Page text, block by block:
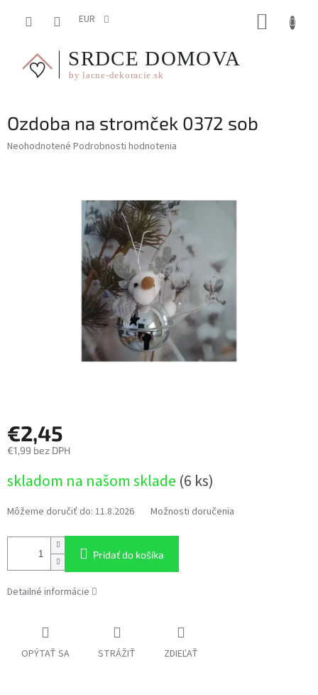
EUR
Ozdoba na stromček 0372 sob
Priemerné
Neohodnotené Podrobnosti hodnotenia
€2,45
€1,99 bez DPH
cena:
skladom na našom sklade (6 ks)
Môžeme doručiť do: 11.8.2026 Možnosti doručenia
Pridať do košíka
Detailné informácie
OPÝTAŤ SA STRÁŽIŤ ZDIEĽAŤ